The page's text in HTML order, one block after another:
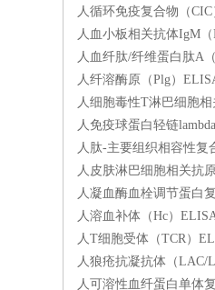
人循环免疫复合物（
人血小板相关抗体IgM
人血纤肽/纤维蛋白肽A
人纤溶酶原（Plg）
人细胞毒性T淋巴细胞
人免疫球蛋白轻链
人肽-主要组织相容性复
人皮肤淋巴细胞相关抗
人凝血酶血栓调节蛋白
人溶血补体（Hc）
人T细胞受体（TCR）
人狼疮抗凝抗体（LAC/
人可溶性血纤蛋白单体